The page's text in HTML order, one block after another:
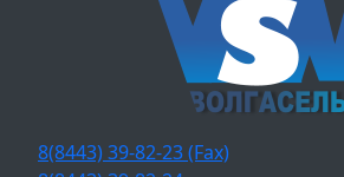
8(8443) 39-82-23 (Fax)